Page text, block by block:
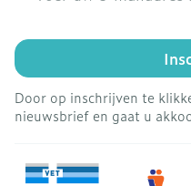
Door op inschrijven te
nieuwsbrief en gaat u